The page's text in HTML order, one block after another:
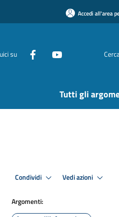
Accedi all'area
su
Tutti gli
Condividi Vedi azioni
Argomenti: